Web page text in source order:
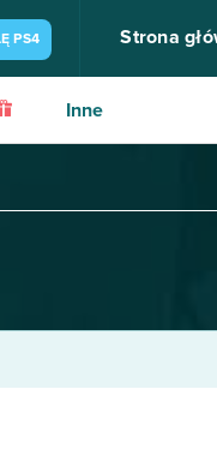
PS4 Strona
Inne